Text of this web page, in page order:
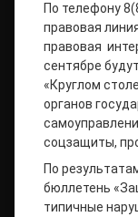
По телефону
правовая
правовая
сентябре
«Круглом
органов
соцзащиты,
По
бюллетень
типичные